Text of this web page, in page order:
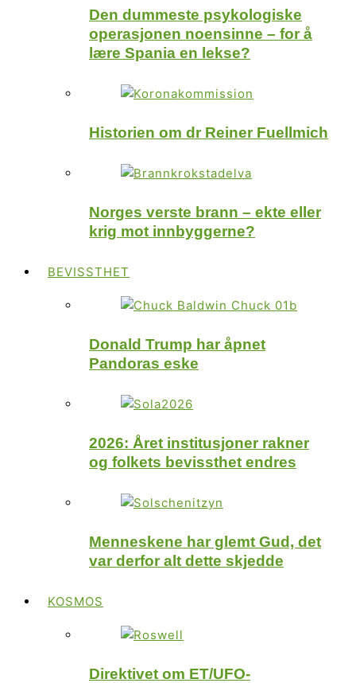
Den dummeste psykologiske
operasjonen noensinne – for å
lære Spania en lekse?
Historien om dr Reiner Fuellmich
Norges verste brann – ekte eller
krig mot innbyggerne?
BEVISSTHET
Donald Trump har åpnet
Pandoras eske
2026: Året institusjoner rakner
og folkets bevissthet endres
Menneskene har glemt Gud, det
var derfor alt dette skjedde
KOSMOS
Direktivet om ET/UFO-